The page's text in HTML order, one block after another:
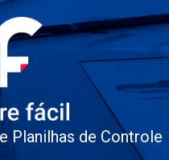
Planilhas de Controle